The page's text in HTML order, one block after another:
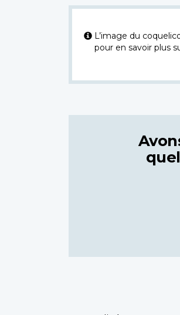
L’image du
pour en savoir plus